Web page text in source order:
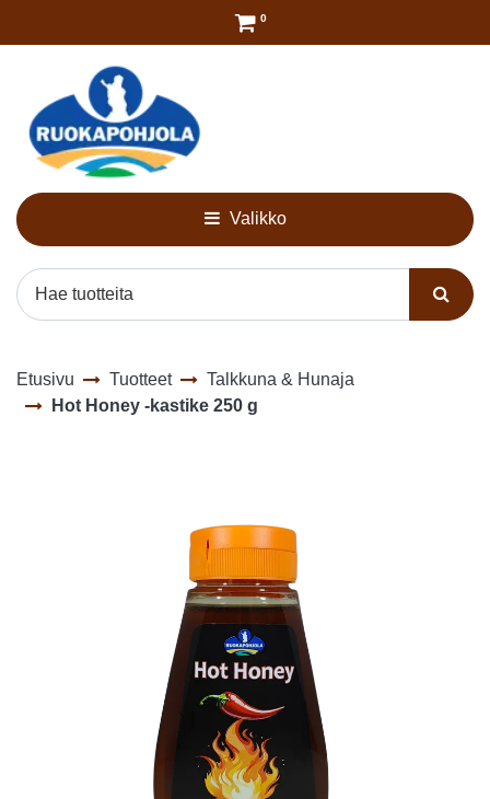
0
Valikko
Etusivu Tuotteet
Talkkuna & Hunaja
Hot Honey -kastike 250 g